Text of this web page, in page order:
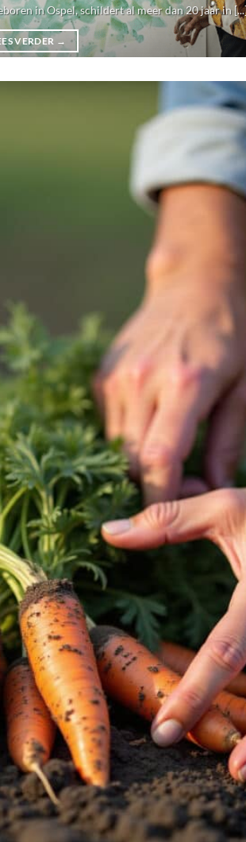
in Ospel, schildert al meer dan 20 jaar in
VERDER →